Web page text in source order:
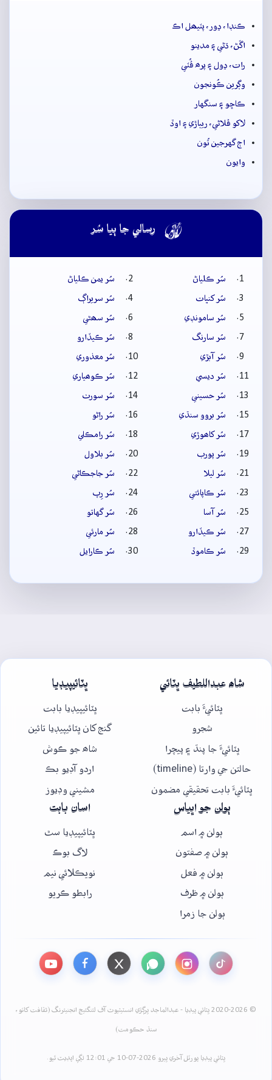
ڪنڊا، ڍور، پٽيھل اڪ
اڱڻ، ڌڻي ۽ مدينو
رات، ڍول ۽ پرھ ڦُٽي
وڳرين ڪُونجون
ڪاڇو ۽ سنگهار
لاکو ڦلاڻي، ريٻاڙي ۽ اوڏ
اڄ گهرجين تُون
وايون
 رسالي جا ٻيا سُر
سُر ڪلياڻ
سُر يمن ڪلياڻ
سُر کنڀات
سُر سريراڳ
سُر سامونڊي
سُر سھڻي
سُر سارنگ
سُر ڪيڏارو
سُر آبڙي
سُر معذوري
سُر ديسي
سُر ڪوھياري
سُر حسيني
سُر سورٺ
سُر بروو سنڌي
سُر راڻو
سُر کاھوڙي
سُر رامڪلي
سُر پورب
سُر بلاول
سُر ليلا
سُر جاجڪاڻي
سُر ڪاپائتي
سُر رِپ
سُر آسا
سُر گهاتو
سُر ڪيڏارو
سُر مارئي
سُر ڪاموڏ
سُر ڪارايل
شاھ عبداللطيف ڀٽائي
ڀٽائيءَ بابت
شجرو
ڀٽائيءَ جا پنڌ ۽ پيچرا
حالتن جي وارتا (timeline)
ڀٽائيءَ بابت تحقيقي مضمون
ڀٽائيپيڊيا
ڀٽائيپيڊيا بابت
گنج کان ڀٽائيپيڊيا تائين
شاھ جو ڪوش
اردو آڊيو بڪ
مشيني وڊيوز
ٻولن جو اڀياس
ٻولن ۾ اسم
ٻولن ۾ صفتون
ٻولن ۾ فعل
ٻولن ۾ ظرف
ٻولن جا زمرا
اسان بابت
ڀٽائيپيڊيا سٿ
لاگ بوڪ
نويڪلائي نيم
رابطو ڪريو
© 2020-2026 ڀٽائي پيڊيا - عبدالماجد ڀرڳڙي انسٽيٽيوٽ آف لئنگئيج انجنيئرنگ (ثقافت کاتو،
سنڌ حڪومت)
ڀٽائي پيڊيا پورٽل آخري ڀيرو 2026-07-10 جي 12:01 لڳي اپڊيٽ ٿيو.